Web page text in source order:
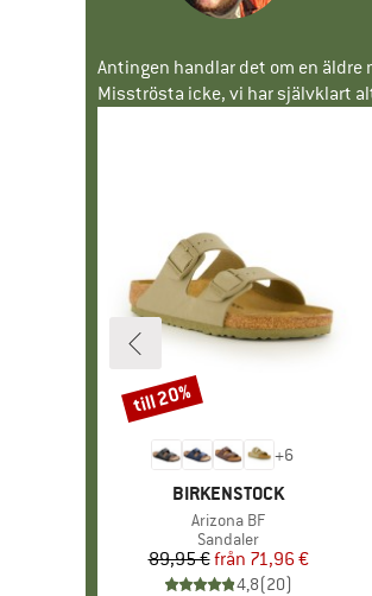
Antingen handlar det om en
Misströsta icke, vi har självklart
+6
VARUMÄRKE
BIRKENSTOCK
Produkter
Arizona BF
Produktgrupp
Sandaler
Pris
89,95 € Reducerat pris
från 71,96 €
4,8(20)
Rabatt
till 20%